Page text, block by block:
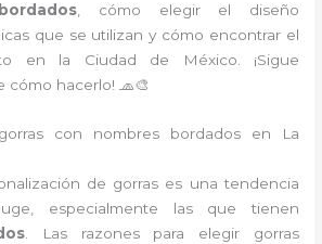
, cómo elegir el diseño
que se utilizan y cómo encontrar el
en la Ciudad de México. ¡Sigue
cómo hacerlo! 🧢🎨
con nombres bordados en La
de gorras es una tendencia
especialmente las que tienen
. Las razones para elegir gorras